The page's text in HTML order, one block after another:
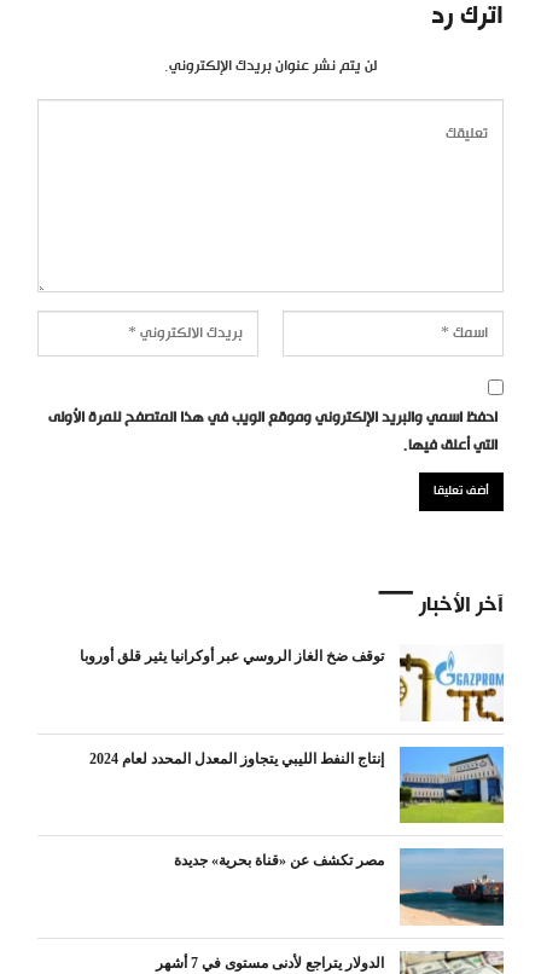
اترك رد
لن يتم نشر عنوان بريدك الإلكتروني.
احفظ اسمي والبريد الإلكتروني وموقع الويب في هذا المتصفح للمرة الأولى
التي أعلق فيها.
آخر الأخبار
توقف ضخ الغاز الروسي عبر أوكرانيا يثير قلق أوروبا
إنتاج النفط الليبي يتجاوز المعدل المحدد لعام 2024
مصر تكشف عن «قناة بحرية» جديدة
الدولار يتراجع لأدنى مستوى في 7 أشهر